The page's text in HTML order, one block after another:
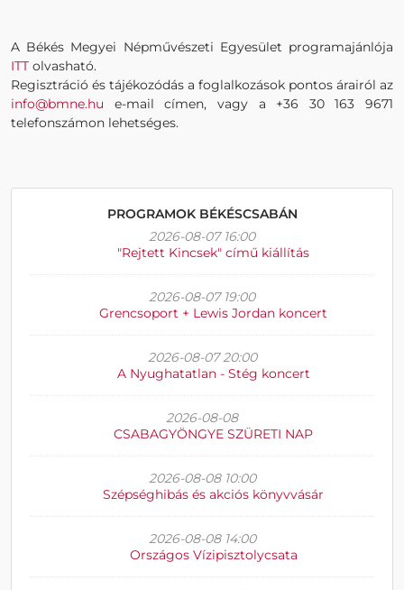
A Békés Megyei Népművészeti Egyesület programajánlója
ITT olvasható.
Regisztráció és tájékozódás a foglalkozások pontos árairól az
info@bmne.hu e-mail címen, vagy a +36 30 163 9671
telefonszámon lehetséges.
PROGRAMOK BÉKÉSCSABÁN
2026-08-07 16:00
"Rejtett Kincsek" című kiállítás
2026-08-07 19:00
Grencsoport + Lewis Jordan koncert
2026-08-07 20:00
A Nyughatatlan - Stég koncert
2026-08-08
CSABAGYÖNGYE SZÜRETI NAP
2026-08-08 10:00
Szépséghibás és akciós könyvvásár
2026-08-08 14:00
Országos Vízipisztolycsata